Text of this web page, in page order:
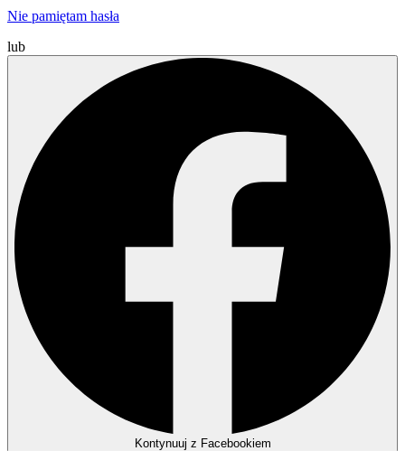
Nie pamiętam hasła
lub
Kontynuuj z Facebookiem